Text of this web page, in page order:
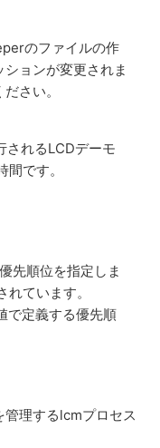
のファイルの作
ョンが変更されま
さい。
されるLCDデーモ
です。
先順位を指定しま
ています。
で定義する優先順
管理するlcmプロセス